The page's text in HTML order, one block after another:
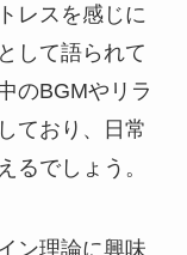
レスを感じに
して語られて
のBGMやリラ
ており、日常
るでしょう。
ン理論に興味